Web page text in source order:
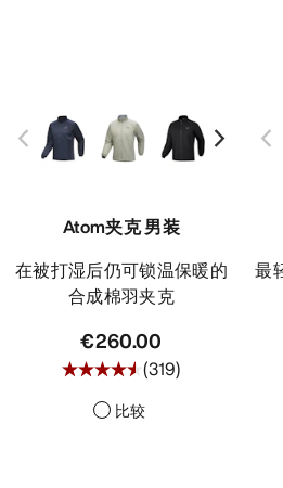
Atom夹克 男装
在被打湿后仍可锁温保暖的
合成棉羽夹克
€260.00
(319)
比较
最轻量的Atom连帽衣，适合